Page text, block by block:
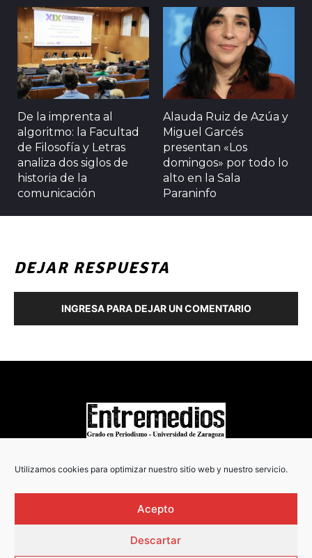
Utilizamos cookies para optimizar nuestro sitio web y nuestro servicio.
Acepto
Descartar
De la imprenta al
algoritmo: la Facultad
de Filosofía y Letras
analiza dos siglos de
historia de la
comunicación
Alauda Ruiz de Azúa y
Miguel Garcés
presentan «Los
domingos» por todo lo
alto en la Sala
Paraninfo
DEJAR RESPUESTA
INGRESA PARA DEJAR UN COMENTARIO